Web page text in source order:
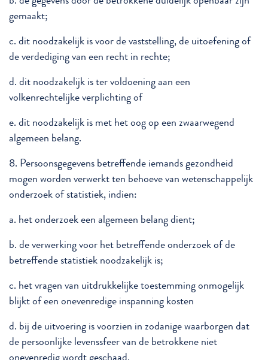
gemaakt;
c. dit noodzakelijk is voor de vaststelling, de uitoefening of
de verdediging van een recht in rechte;
d. dit noodzakelijk is ter voldoening aan een
volkenrechtelijke verplichting of
e. dit noodzakelijk is met het oog op een zwaarwegend
algemeen belang.
8. Persoonsgegevens betreffende iemands gezondheid
mogen worden verwerkt ten behoeve van wetenschappelijk
onderzoek of statistiek, indien:
a. het onderzoek een algemeen belang dient;
b. de verwerking voor het betreffende onderzoek of de
betreffende statistiek noodzakelijk is;
c. het vragen van uitdrukkelijke toestemming onmogelijk
blijkt of een onevenredige inspanning kosten
d. bij de uitvoering is voorzien in zodanige waarborgen dat
de persoonlijke levenssfeer van de betrokkene niet